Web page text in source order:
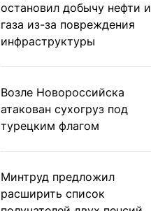
остановил добычу нефти и
газа из-за повреждения
инфраструктуры
Возле Новороссийска
атакован сухогруз под
турецким флагом
Минтруд предложил
расширить список